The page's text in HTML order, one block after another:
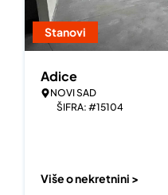
Stanovi
Adice
NOVI SAD
ŠIFRA: #15104
Više o nekretnini >